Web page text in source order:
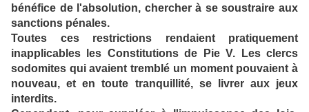
bénéfice de l'absolution, chercher à se soustraire aux
sanctions pénales.
Toutes ces restrictions rendaient pratiquement
inapplicables les Constitutions de Pie V. Les clercs
sodomites qui avaient tremblé un moment pouvaient à
nouveau, et en toute tranquillité, se livrer aux jeux
interdits.